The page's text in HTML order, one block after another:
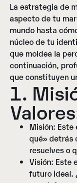
La estrategia de
aspecto de tu
mundo hasta
núcleo de tu
que moldea la
continuación,
que constituyen
1.
Misión: Este
qué» detrás
resuelves o
Visión: Este
futuro ideal.